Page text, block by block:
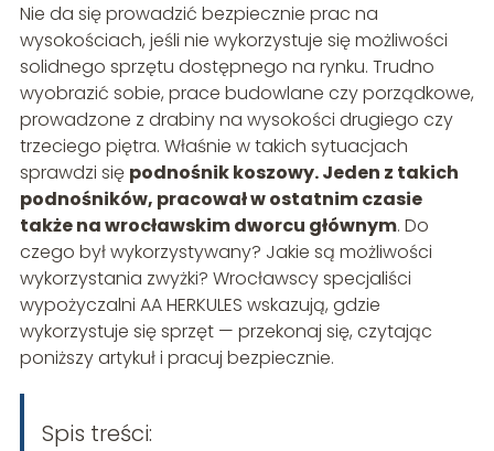
Nie da się prowadzić bezpiecznie prac na
wysokościach, jeśli nie wykorzystuje się możliwości
solidnego sprzętu dostępnego na rynku. Trudno
wyobrazić sobie, prace budowlane czy porządkowe,
prowadzone z drabiny na wysokości drugiego czy
trzeciego piętra. Właśnie w takich sytuacjach
sprawdzi się podnośnik koszowy. Jeden z takich
podnośników, pracował w ostatnim czasie
także na wrocławskim dworcu głównym. Do
czego był wykorzystywany? Jakie są możliwości
wykorzystania zwyżki? Wrocławscy specjaliści
wypożyczalni AA HERKULES wskazują, gdzie
wykorzystuje się sprzęt — przekonaj się, czytając
poniższy artykuł i pracuj bezpiecznie.
Spis treści: